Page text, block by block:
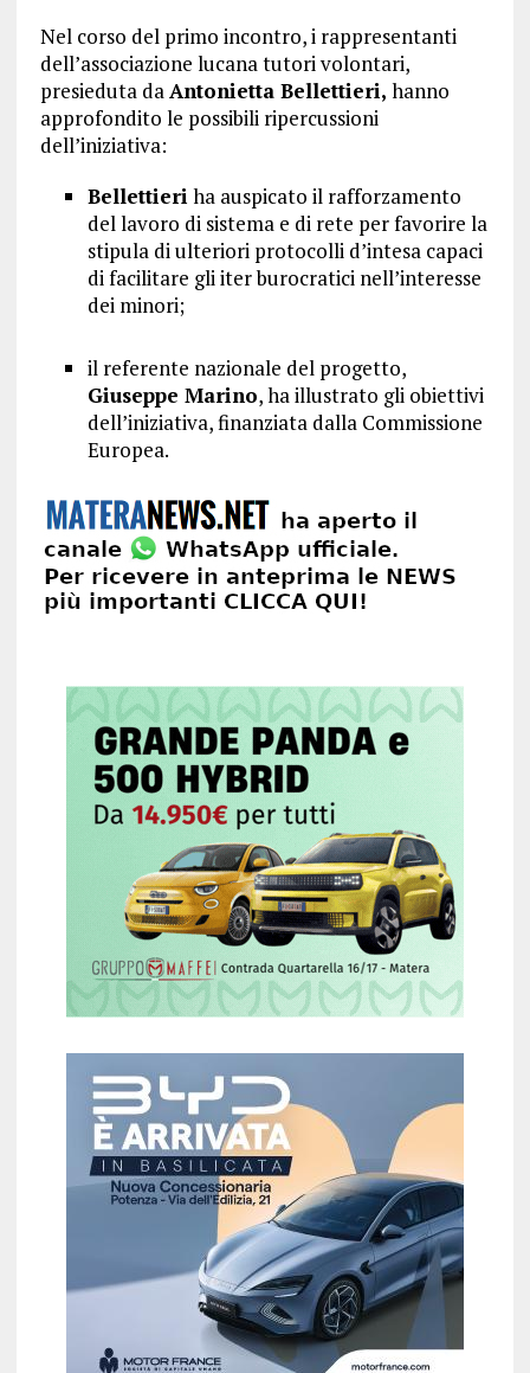
Nel corso del primo incontro, i rappresentanti
dell’associazione lucana tutori volontari,
presieduta daAntonietta Bellettieri, hanno
approfondito le possibili ripercussioni
dell’iniziativa:
Bellettieri ha auspicato il rafforzamento
del lavoro di sistema e di rete per favorire la
stipula di ulteriori protocolli d’intesa capaci
di facilitare gli iter burocratici nell’interesse
dei minori;
il referente nazionale del progetto,
Giuseppe Marino, ha illustrato gli obiettivi
dell’iniziativa, finanziata dalla Commissione
Europea.